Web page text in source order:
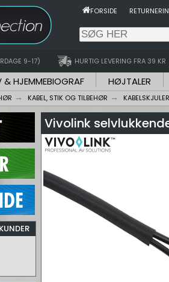
FORSIDE
9-17) HURTIG LEVERING FRA 39 KR
& HJEMMEBIOGRAF HØJTALER
KABEL, STIK OG TILBEHØR
Vivolink